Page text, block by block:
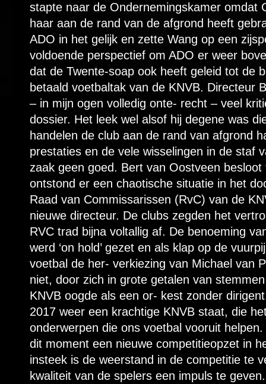
stapte naar de Ondernemingskamer omdat
haar aan de rand van de afgrond heeft
ADO in het gelijk en zette Wang op een
voldoende perspectief om ADO er weer
dat de Twente-soap ook heeft geleid tot de
betaald voetbaltak van de KNVB. Directeur
– in mijn ogen volledig onte- recht – veel
dossier. Het leek wel alsof hij degene was
handelen de club aan de rand van afgrond
prestaties en de vele wisselingen in de staf
zaak geen goed. Bert van Oostveen
ontstond er een chaotische situatie in het
Raad van Commissarissen (RvC) van de
nieuwe directeur. De clubs zegden het
RVC trad bijna voltallig af. De benoeming
werd ‘on hold’ gezet en als klap op de
voetbal de her- verkiezing van Michael van
niet, door zich in grote getalen van
KNVB oogde als een or- kest zonder
2017 weer een krachtige KNVB staat, die
onderwerpen die ons voetbal vooruit
dit moment een nieuwe competitieopzet in
insteek is de weerstand in de competitie te
kwaliteit van de spelers een impuls te